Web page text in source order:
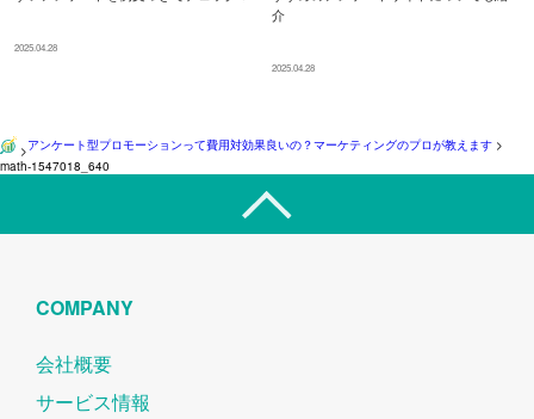
2025.04.28
介
2025.04.28
>アンケート型プロモーションって費用対効果良いの？マーケティングのプロが教えます>
math-1547018_640
COMPANY
会社概要
サービス情報